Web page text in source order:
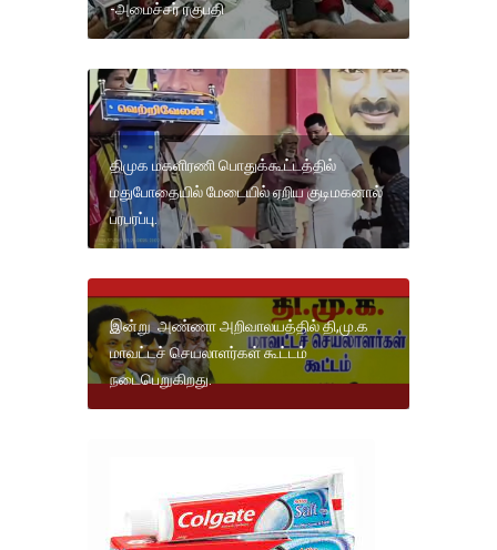
-அமைச்சர் ரகுபதி
திமுக மகளிரணி பொதுக்கூட்டத்தில்
மதுபோதையில் மேடையில் ஏறிய குடிமகனால்
பரபரப்பு.
இன்று அண்ணா அறிவாலயத்தில் தி,மு.க
மாவட்டச் செயலாளர்கள் கூட்டம்
நடைபெறுகிறது.